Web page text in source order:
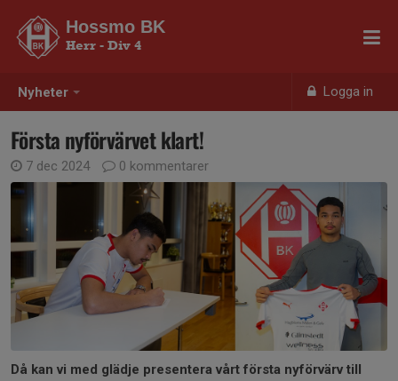
Nyheter Logga in
Hossmo BK
Herr - Div 4
Första nyförvärvet klart!
7 dec 2024 0 kommentarer
Då kan vi med glädje presentera vårt första nyförvärv till